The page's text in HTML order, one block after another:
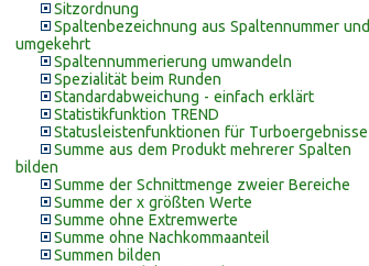
Sitzordnung
Spaltenbezeichnung aus Spaltennummer und
umgekehrt
Spaltennummerierung umwandeln
Spezialität beim Runden
Standardabweichung - einfach erklärt
Statistikfunktion TREND
Statusleistenfunktionen für Turboergebnisse
Summe aus dem Produkt mehrerer Spalten
bilden
Summe der Schnittmenge zweier Bereiche
Summe der x größten Werte
Summe ohne Extremwerte
Summe ohne Nachkommaanteil
Summen bilden